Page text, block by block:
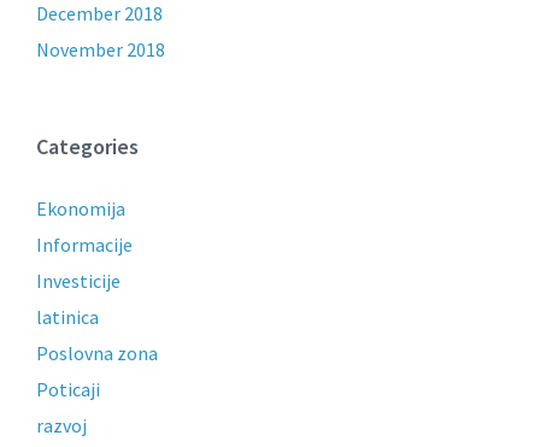
December 2018
November 2018
Categories
Ekonomija
Informacije
Investicije
latinica
Poslovna zona
Poticaji
razvoj